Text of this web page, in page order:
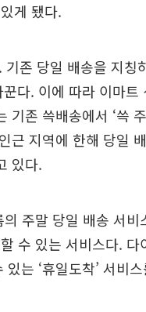
게 됐다.
존 당일 배송을 지칭
다. 이에 따라 이마
존 쓱배송에서 ‘쓱
근 지역에 한해 당일
있다.
주말 당일 배송 서
수 있는 서비스다.
는 ‘휴일도착’ 서비